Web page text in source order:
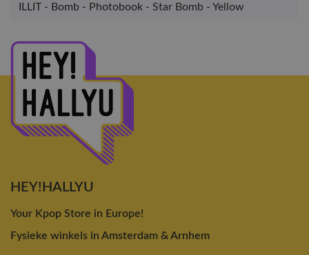
ILLIT - Bomb - Photobook - Star Bomb - Yellow
HEY!HALLYU
Your Kpop Store in Europe!
Fysieke winkels in Amsterdam & Arnhem